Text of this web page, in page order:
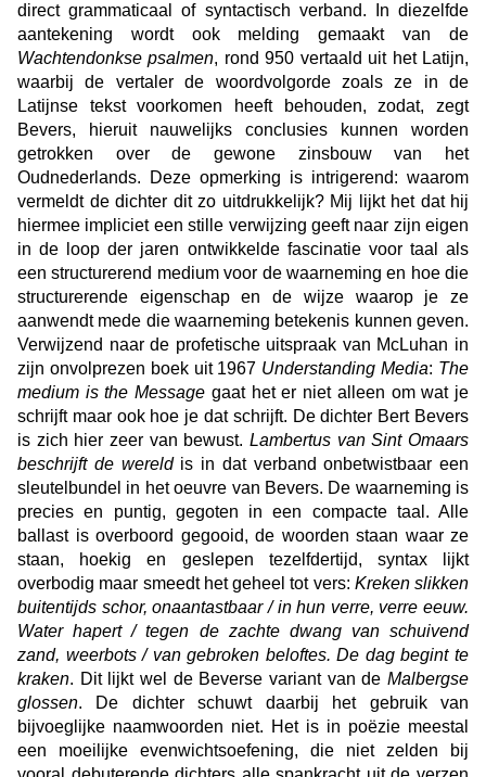
direct grammaticaal of syntactisch verband. In diezelfde
aantekening wordt ook melding gemaakt van de
Wachtendonkse psalmen, rond 950 vertaald uit het Latijn,
waarbij de vertaler de woordvolgorde zoals ze in de
Latijnse tekst voorkomen heeft behouden, zodat, zegt
Bevers, hieruit nauwelijks conclusies kunnen worden
getrokken over de gewone zinsbouw van het
Oudnederlands. Deze opmerking is intrigerend: waarom
vermeldt de dichter dit zo uitdrukkelijk? Mij lijkt het dat hij
hiermee impliciet een stille verwijzing geeft naar zijn eigen
in de loop der jaren ontwikkelde fascinatie voor taal als
een structurerend medium voor de waarneming en hoe die
structurerende eigenschap en de wijze waarop je ze
aanwendt mede die waarneming betekenis kunnen geven.
Verwijzend naar de profetische uitspraak van McLuhan in
zijn onvolprezen boek uit 1967 Understanding Media: The
medium is the Message gaat het er niet alleen om wat je
schrijft maar ook hoe je dat schrijft. De dichter Bert Bevers
is zich hier zeer van bewust. Lambertus van Sint Omaars
beschrijft de wereld is in dat verband onbetwistbaar een
sleutelbundel in het oeuvre van Bevers. De waarneming is
precies en puntig, gegoten in een compacte taal. Alle
ballast is overboord gegooid, de woorden staan waar ze
staan, hoekig en geslepen tezelfdertijd, syntax lijkt
overbodig maar smeedt het geheel tot vers: Kreken slikken
buitentijds schor, onaantastbaar / in hun verre, verre eeuw.
Water hapert / tegen de zachte dwang van schuivend
zand, weerbots / van gebroken beloftes. De dag begint te
kraken. Dit lijkt wel de Beverse variant van de Malbergse
glossen. De dichter schuwt daarbij het gebruik van
bijvoeglijke naamwoorden niet. Het is in poëzie meestal
een moeilijke evenwichtsoefening, die niet zelden bij